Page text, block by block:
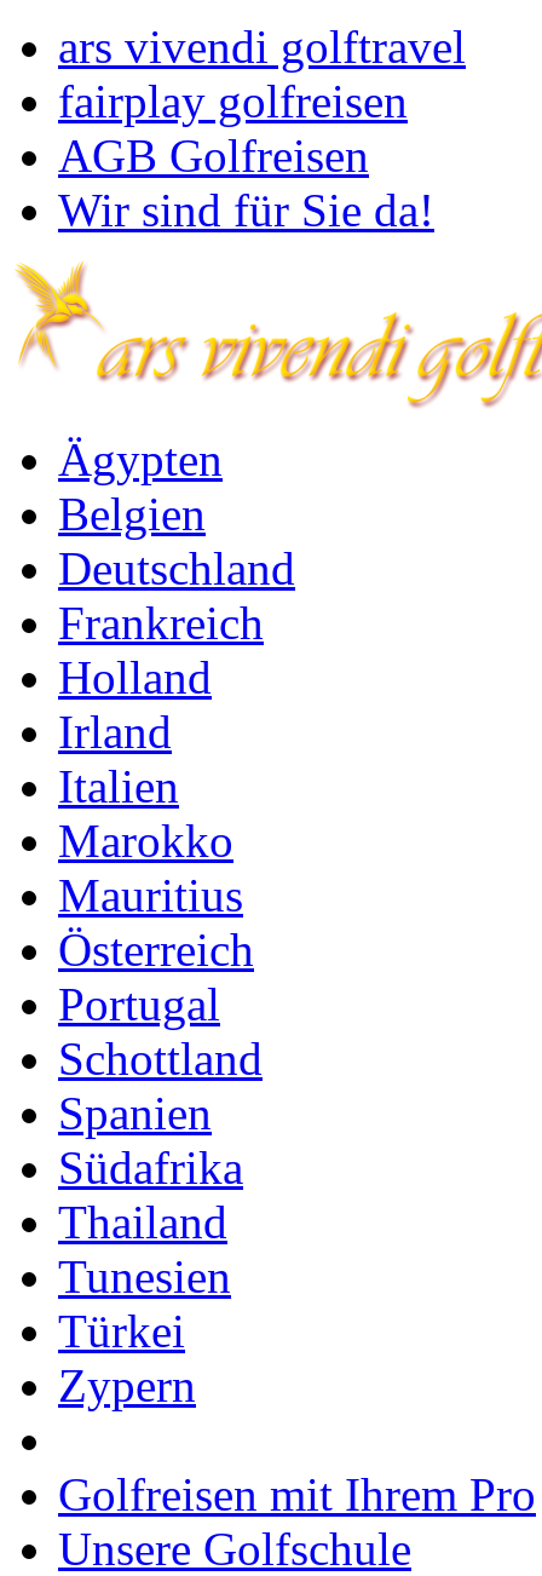
ars vivendi golftravel
fairplay golfreisen
AGB Golfreisen
Wir sind für Sie da!
Ägypten
Belgien
Deutschland
Frankreich
Holland
Irland
Italien
Marokko
Mauritius
Österreich
Portugal
Schottland
Spanien
Südafrika
Thailand
Tunesien
Türkei
Zypern
Golfreisen mit Ihrem Pro
Unsere Golfschule